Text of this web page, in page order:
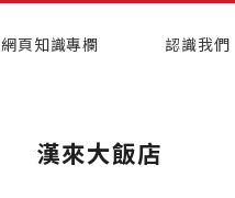
網頁知識專欄 認識我們
漢來大飯店